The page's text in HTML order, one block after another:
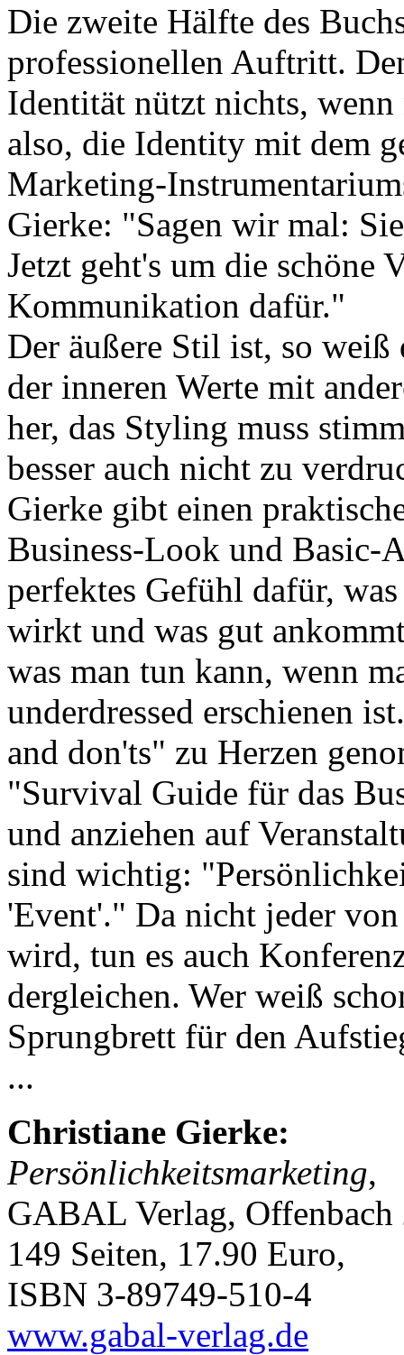
Die zweite Hälfte des
professionellen Auftritt.
Identität nützt nichts,
also, die Identity mit dem
Marketing-
Gierke: "Sagen wir mal:
Jetzt geht's um die schöne
Kommunikation dafür."
Der äußere Stil ist, so
der inneren Werte mit
her, das Styling muss
besser auch nicht zu
Gierke gibt einen
Business-Look und Basic-
perfektes Gefühl dafür,
wirkt und was gut
was man tun kann, wenn
underdressed erschienen
and don'ts" zu Herzen
"Survival Guide für das
und anziehen auf
sind wichtig:
'Event'." Da nicht jeder
wird, tun es auch
dergleichen. Wer weiß
Sprungbrett für den
...
Christiane Gierke:
Persönlichkeitsmarketing,
GABAL Verlag, Offenbach
149 Seiten, 17.90 Euro,
ISBN 3-89749-510-4
www.gabal-verlag.de